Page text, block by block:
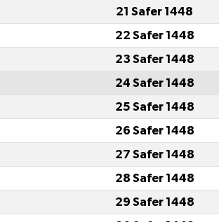
21 Safer 1448
22 Safer 1448
23 Safer 1448
24 Safer 1448
25 Safer 1448
26 Safer 1448
27 Safer 1448
28 Safer 1448
29 Safer 1448